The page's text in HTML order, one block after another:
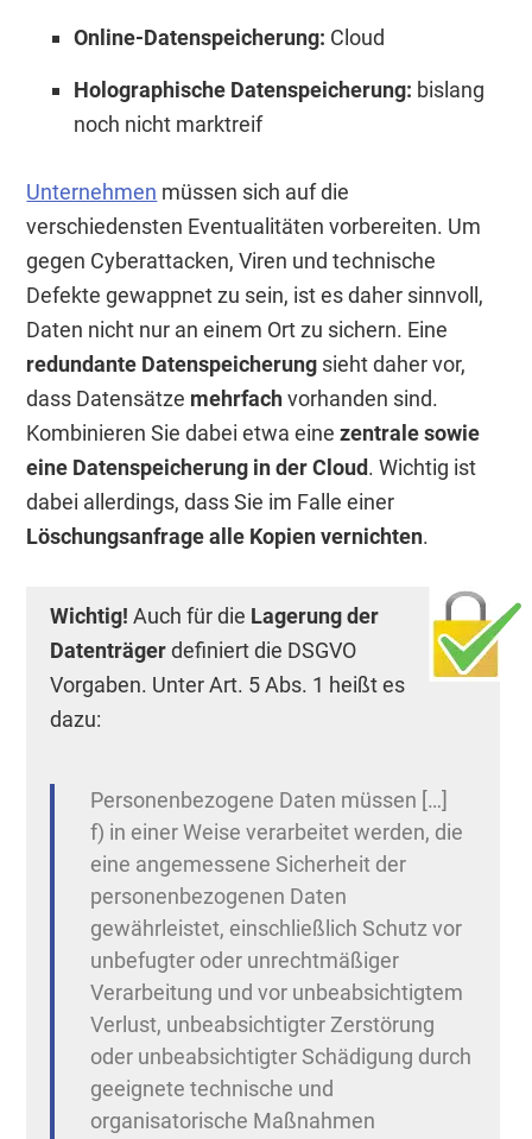
Online-Datenspeicherung: Cloud
Holographische Datenspeicherung: bislang
noch nicht marktreif
Unternehmen müssen sich auf die
verschiedensten Eventualitäten vorbereiten. Um
gegen Cyberattacken, Viren und technische
Defekte gewappnet zu sein, ist es daher sinnvoll,
Daten nicht nur an einem Ort zu sichern. Eine
redundante Datenspeicherung sieht daher vor,
dass Datensätze mehrfachvorhanden sind.
Kombinieren Sie dabei etwa einezentrale sowie
eine Datenspeicherung in der Cloud. Wichtig ist
dabei allerdings, dass Sie im Falle einer
Löschungsanfrage alle Kopien vernichten.
Wichtig! Auch für die Lagerung der
Datenträgerdefiniert die DSGVO
Vorgaben. Unter Art. 5 Abs. 1 heißt es
dazu:
Personenbezogene Daten müssen […]
f) in einer Weise verarbeitet werden, die
eine angemessene Sicherheit der
personenbezogenen Daten
gewährleistet, einschließlich Schutz vor
unbefugter oder unrechtmäßiger
Verarbeitung und vor unbeabsichtigtem
Verlust, unbeabsichtigter Zerstörung
oder unbeabsichtigter Schädigung durch
geeignete technische und
organisatorische Maßnahmen